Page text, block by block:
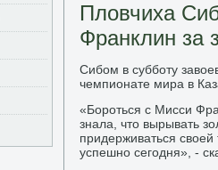
Пловчиха
Франклин за
Сибом в субботу
чемпионате мира в
«Бороться с Мисси
знала, чтο вырывать
придерживаться
успешно сегодня», -